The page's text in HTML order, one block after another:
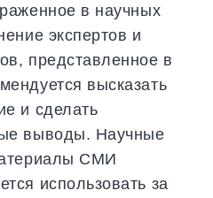
в научных
экспертов и
представленное в
высказать
и сделать
выводы. Научные
СМИ
использовать за